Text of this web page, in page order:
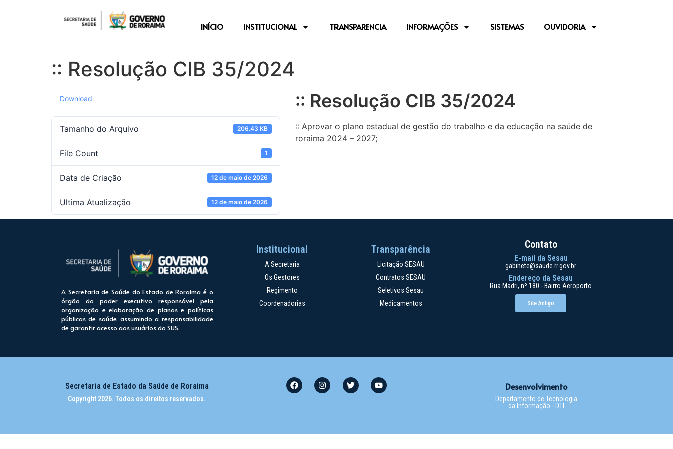
INÍCIO INSTITUCIONAL TRANSPARENCIA INFORMAÇÕES SISTEMAS OUVIDORIA
:: Resolução CIB 35/2024
Download
Tamanho do Arquivo 206.43 KB
File Count 1
Data de Criação 12 de maio de 2026
Ultima Atualização 12 de maio de 2026
:: Resolução CIB 35/2024
:: Aprovar o plano estadual de gestão do trabalho e da educação na saúde de
roraima 2024 – 2027;
A Secretaria de Saúde do Estado de Roraima é o
órgão do poder executivo responsável pela
organização e elaboração de planos e políticas
públicas de saúde, assumindo a responsabilidade
de garantir acesso aos usuários do SUS.
Institucional
A Secretaria
Os Gestores
Regimento
Coordenadorias
Transparência
Licitação SESAU
Contratos SESAU
Seletivos Sesau
Medicamentos
Contato
E-mail da Sesau
gabinete@saude.rr.gov.br
Endereço da Sesau
Rua Madri, nº 180 - Bairro Aeroporto
Site Antigo
Secretaria de Estado da Saúde de Roraima
Copyright 2026. Todos os direitos reservados.
Desenvolvimento
Departamento de Tecnologia
da Informação - DTI